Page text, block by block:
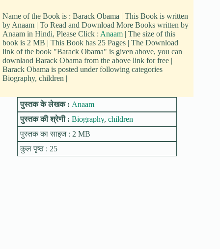
Name of the Book is : Barack Obama | This Book is written
by Anaam | To Read and Download More Books written by
Anaam in Hindi, Please Click : Anaam | The size of this
book is 2 MB | This Book has 25 Pages | The Download
link of the book "Barack Obama" is given above, you can
downlaod Barack Obama from the above link for free |
Barack Obama is posted under following categories
Biography, children |
पुस्तक के लेखक : Anaam
पुस्तक की श्रेणी : Biography, children
पुस्तक का साइज : 2 MB
कुल पृष्ठ : 25